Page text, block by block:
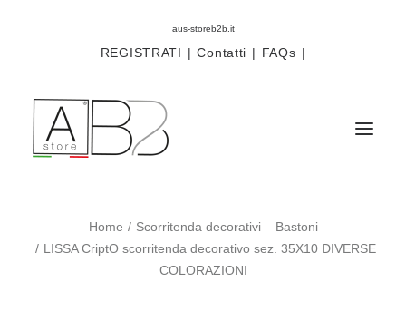
aus-storeb2b.it
REGISTRATI | Contatti | FAQs |
Home
Scorritenda decorativi – Bastoni
LISSA CriptO scorritenda decorativo sez. 35X10 DIVERSE
COLORAZIONI